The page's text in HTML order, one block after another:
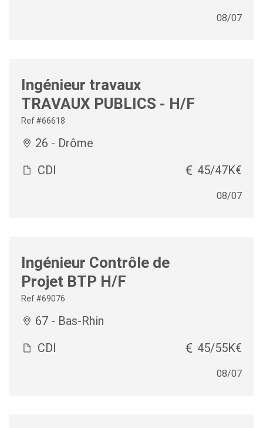
08/07
Ingénieur travaux
TRAVAUX PUBLICS - H/F
Ref #66618
26 - Drôme
CDI
45/47K€
08/07
Ingénieur Contrôle de
Projet BTP H/F
Ref #69076
67 - Bas-Rhin
CDI
45/55K€
08/07